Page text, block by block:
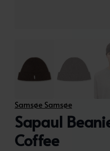
Samsøe Samsøe
Sapaul
Coffee